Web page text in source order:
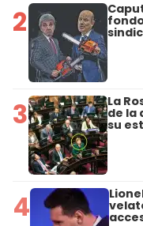
2
3 La
de la
su
4